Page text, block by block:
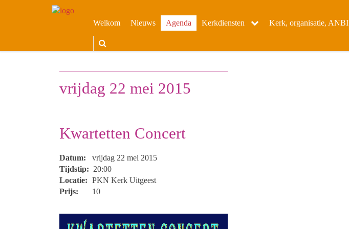
Welkom Nieuws Agenda Kerkdiensten Kerk, organisatie, ANBI
vrijdag 22 mei 2015
Kwartetten Concert
Datum:
vrijdag 22 mei 2015
Tijdstip: 20:00
Locatie: PKN Kerk Uitgeest
Prijs:
10